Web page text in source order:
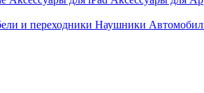
и переходники Наушники